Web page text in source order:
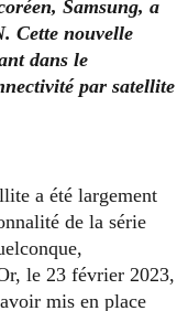
Samsung, a
Cette nouvelle
dans le
par satellite
a été largement
de la série
le 23 février 2023,
mis en place